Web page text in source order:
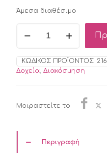
Άμεσα διαθέσιμο
βάζο
"areca",
πετρόλ/
μπλε,24.5cm
ποσότητα
ΚΩΔΙΚΌΣ ΠΡΟΪΌΝΤΟΣ:
Δοχεία Διακόσμηση
Μοιραστείτε το
Περιγραφή